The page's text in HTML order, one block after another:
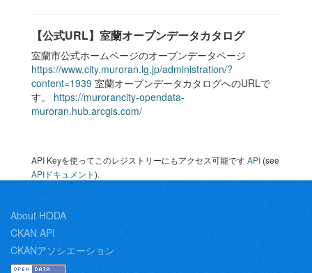
【公式URL】室蘭オープンデータカタログ
室蘭市公式ホームページのオープンデータページ
https://www.city.muroran.lg.jp/administration/?
content=1939 室蘭オープンデータカタログへのURLで
す。 https://murorancity-opendata-
muroran.hub.arcgis.com/
API Keyを使ってこのレジストリーにもアクセス可能ですAPI (see
APIドキュメント).
About HODA
CKAN API
CKANアソシエーション